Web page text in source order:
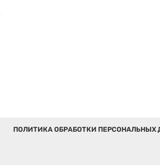
ПОЛИТИКА ОБРАБОТКИ ПЕРСОНАЛЬНЫХ